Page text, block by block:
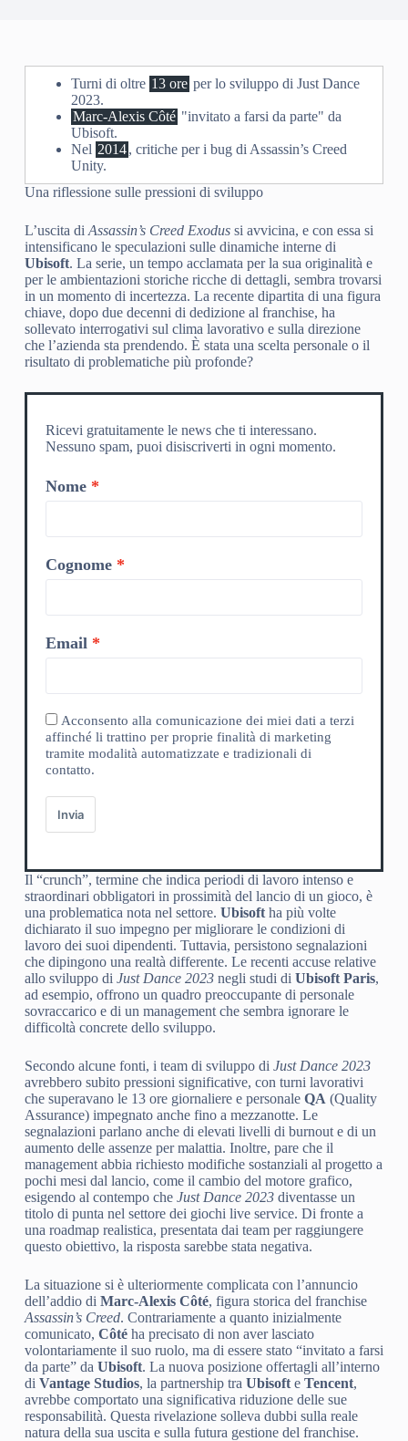
Turni di oltre 13 ore per lo sviluppo di Just Dance
2023.
Marc-Alexis Côté "invitato a farsi da parte" da
Ubisoft.
Nel 2014, critiche per i bug di Assassin’s Creed
Unity.
Una riflessione sulle pressioni di sviluppo
L’uscita di Assassin’s Creed Exodussi avvicina, e con essa si
intensificano le speculazioni sulle dinamiche interne di
Ubisoft. La serie, un tempo acclamata per la sua originalità e
per le ambientazioni storiche ricche di dettagli, sembra trovarsi
in un momento di incertezza. La recente dipartita di una figura
chiave, dopo due decenni di dedizione al franchise, ha
sollevato interrogativi sul clima lavorativo e sulla direzione
che l’azienda sta prendendo. È stata una scelta personale o il
risultato di problematiche più profonde?
Ricevi gratuitamente le news che ti interessano.
Nessuno spam, puoi disiscriverti in ogni momento.
Nome
Cognome
Email
Acconsento alla comunicazione dei miei dati a terzi
affinché li trattino per proprie finalità di marketing
tramite modalità automatizzate e tradizionali di
contatto.
Invia
Il “crunch”, termine che indica periodi di lavoro intenso e
straordinari obbligatori in prossimità del lancio di un gioco, è
una problematica nota nel settore. Ubisoftha più volte
dichiarato il suo impegno per migliorare le condizioni di
lavoro dei suoi dipendenti. Tuttavia, persistono segnalazioni
che dipingono una realtà differente. Le recenti accuse relative
allo sviluppo di Just Dance 2023negli studi di Ubisoft Paris,
ad esempio, offrono un quadro preoccupante di personale
sovraccarico e di un management che sembra ignorare le
difficoltà concrete dello sviluppo.
Secondo alcune fonti, i team di sviluppo di Just Dance 2023
avrebbero subito pressioni significative, con turni lavorativi
che superavano le 13 ore giornaliere e personale QA (Quality
Assurance) impegnato anche fino a mezzanotte. Le
segnalazioni parlano anche di elevati livelli di burnout e di un
aumento delle assenze per malattia. Inoltre, pare che il
management abbia richiesto modifiche sostanziali al progetto a
pochi mesi dal lancio, come il cambio del motore grafico,
esigendo al contempo che Just Dance 2023diventasse un
titolo di punta nel settore dei giochi live service. Di fronte a
una roadmap realistica, presentata dai team per raggiungere
questo obiettivo, la risposta sarebbe stata negativa.
La situazione si è ulteriormente complicata con l’annuncio
dell’addio di Marc-Alexis Côté, figura storica del franchise
Assassin’s Creed. Contrariamente a quanto inizialmente
comunicato, Côtéha precisato di non aver lasciato
volontariamente il suo ruolo, ma di essere stato “invitato a farsi
da parte” da Ubisoft. La nuova posizione offertagli all’interno
di Vantage Studios, la partnership tra Ubisofte Tencent,
avrebbe comportato una significativa riduzione delle sue
responsabilità. Questa rivelazione solleva dubbi sulla reale
natura della sua uscita e sulla futura gestione del franchise.